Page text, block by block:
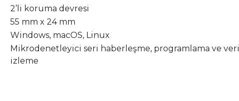
2’li koruma devresi
55 mm x 24 mm
Windows, macOS, Linux
Mikrodenetleyici seri haberleşme, programlama ve veri
izleme